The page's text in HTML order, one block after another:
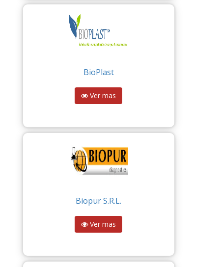
BioPlast
Ver mas
Biopur S.R.L.
Ver mas